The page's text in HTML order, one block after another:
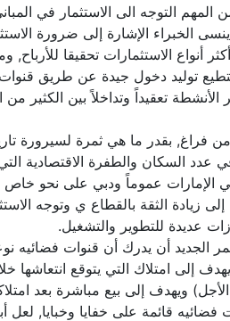
المهم التوجه الى الاستثمار في
ينسى الخبراء الإشارة إلى ضرورة
أنواع الاستثمارات تحقيقا
توليد دخول جيدة عن طريق قنوات
تعقيداً وتداخلاً بين الكثير
فراغ, بقدر ما هي ثمرة لسيرورة
في عدد السكان والطفرة
الإمارات عموماً ودبي على نحو
زيادة الثقة بالقطاع ي وتوجه
عديدة للتطوير والتشغيل.
الجديد أن يدرك أن قنوات
إلى امتلاك التي يتوقع انتعاشها
ويهدف إلى بيع مباشرة بعد
قائمة على خفايا وخبايا, لعل